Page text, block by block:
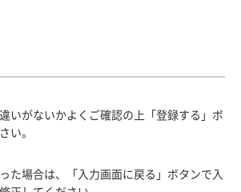
いがないかよくご確認の上「登録する」ボ
い。
場合は、「入力画面に戻る」ボタンで入